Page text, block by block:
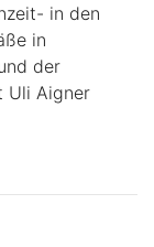
in den
in
der
Uli Aigner